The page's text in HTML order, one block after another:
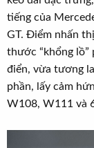
tiếng của
GT. Điểm nhấn
thước “khổng lồ”
điển, vừa tương
phần, lấy cảm
W108, W111 và